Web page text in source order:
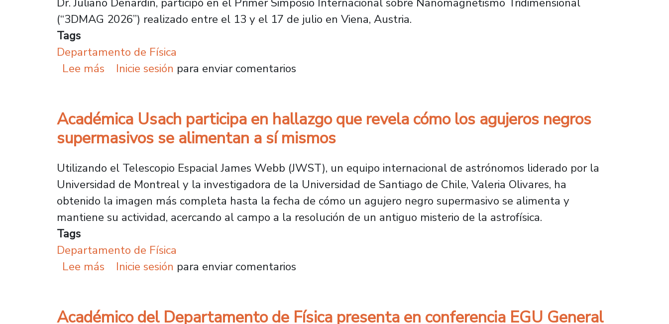
(“3DMAG 2026”) realizado entre el 13 y el 17 de julio en Viena, Austria.
Tags
Departamento de Física
Lee más sobre Investigador Cedenna-Usach presentó avances del nanomagnetismo tridimensional en Viena
Inicie sesión para enviar comentarios
Académica Usach participa en hallazgo que revela cómo los agujeros negros
supermasivos se alimentan a sí mismos
Utilizando el Telescopio Espacial James Webb (JWST), un equipo internacional de astrónomos liderado por la
Universidad de Montreal y la investigadora de la Universidad de Santiago de Chile, Valeria Olivares, ha
obtenido la imagen más completa hasta la fecha de cómo un agujero negro supermasivo se alimenta y
mantiene su actividad, acercando al campo a la resolución de un antiguo misterio de la astrofísica.
Tags
Departamento de Física
Lee más sobre Académica Usach participa en hallazgo que revela cómo los agujeros negros supermasivos se alimentan a
Inicie sesión para enviar comentarios
Académico del Departamento de Física presenta en conferencia EGU General